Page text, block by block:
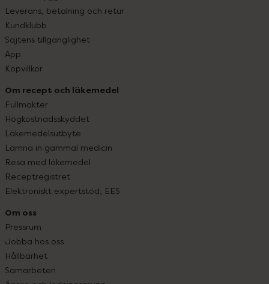
Leverans, betalning och retur
Kundklubb
Sajtens tillgänglighet
App
Köpvillkor
Om recept och läkemedel
Fullmakter
Högkostnadsskyddet
Läkemedelsutbyte
Lämna in gammal medicin
Resa med läkemedel
Receptregistret
Elektroniskt expertstöd, EES
Om oss
Pressrum
Jobba hos oss
Hållbarhet
Samarbeten